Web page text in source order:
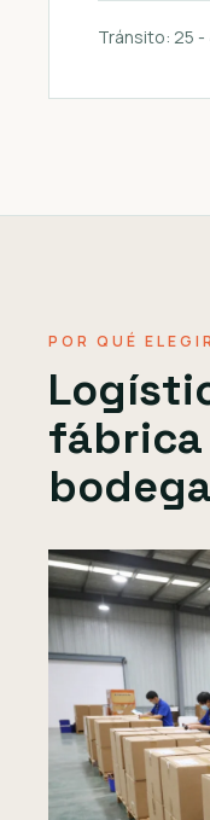
Tránsito: 25 -
POR QUÉ
bodega